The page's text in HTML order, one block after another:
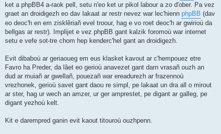
ket a phpBB4 a-raok pell, setu n'eo ket ur pikol labour a zo d'ober. Pa vez
graet an droidigezh eo dav lakaat ar restr nevez war lec'hienn phpBB (dav
eo deoc'h en em zisklêriañ evel troour, hag e vo roet deoc'h ar gwirioù da
bellgas ar restr). Implijet e vez phpBB gant kalzik foromoù war internet
setu e vefe sot-tre chom hep kenderc'hel gant an droidigezh.
Evit dibaboù ar geriaoueg em eus klasket kavout ar c'hempouez etre
Favro ha Preder, da lâet eo gerioù anavezet gant darn vrasañ ouzh an
dud ar muiañ ar gwellañ, pouezañ war ereadurezh ar frazennoù
vrezhonek, gerioù savet gant daou re simpl, pe lakaat un dra all o mirout
ar ster, hag ur wech an amzer, ur ger amprestet, pe digant ar galleg, pe
digant yezhoù kelt.
Kit e darempred ganin evit kaout titouroù ouzhpenn.